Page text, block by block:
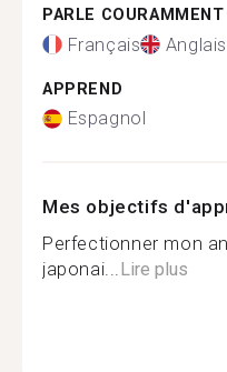
PARLE COURAMMENT
Français Anglais
APPREND
Espagnol
Mes objectifs
Perfectionner mon
japonai...Lire plus